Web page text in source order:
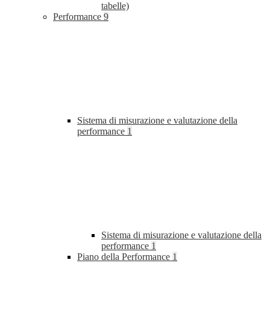
tabelle)
Performance 9
Sistema di misurazione e valutazione della
performance 1
Sistema di misurazione e valutazione della
performance 1
Piano della Performance 1